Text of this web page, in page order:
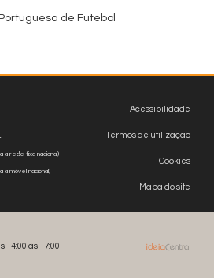
de Futebol
Acessibilidade
Termos de utilização
Cookies
Mapa do site
a rede fixa nacional)
a móvel nacional)
14:00 às 17:00